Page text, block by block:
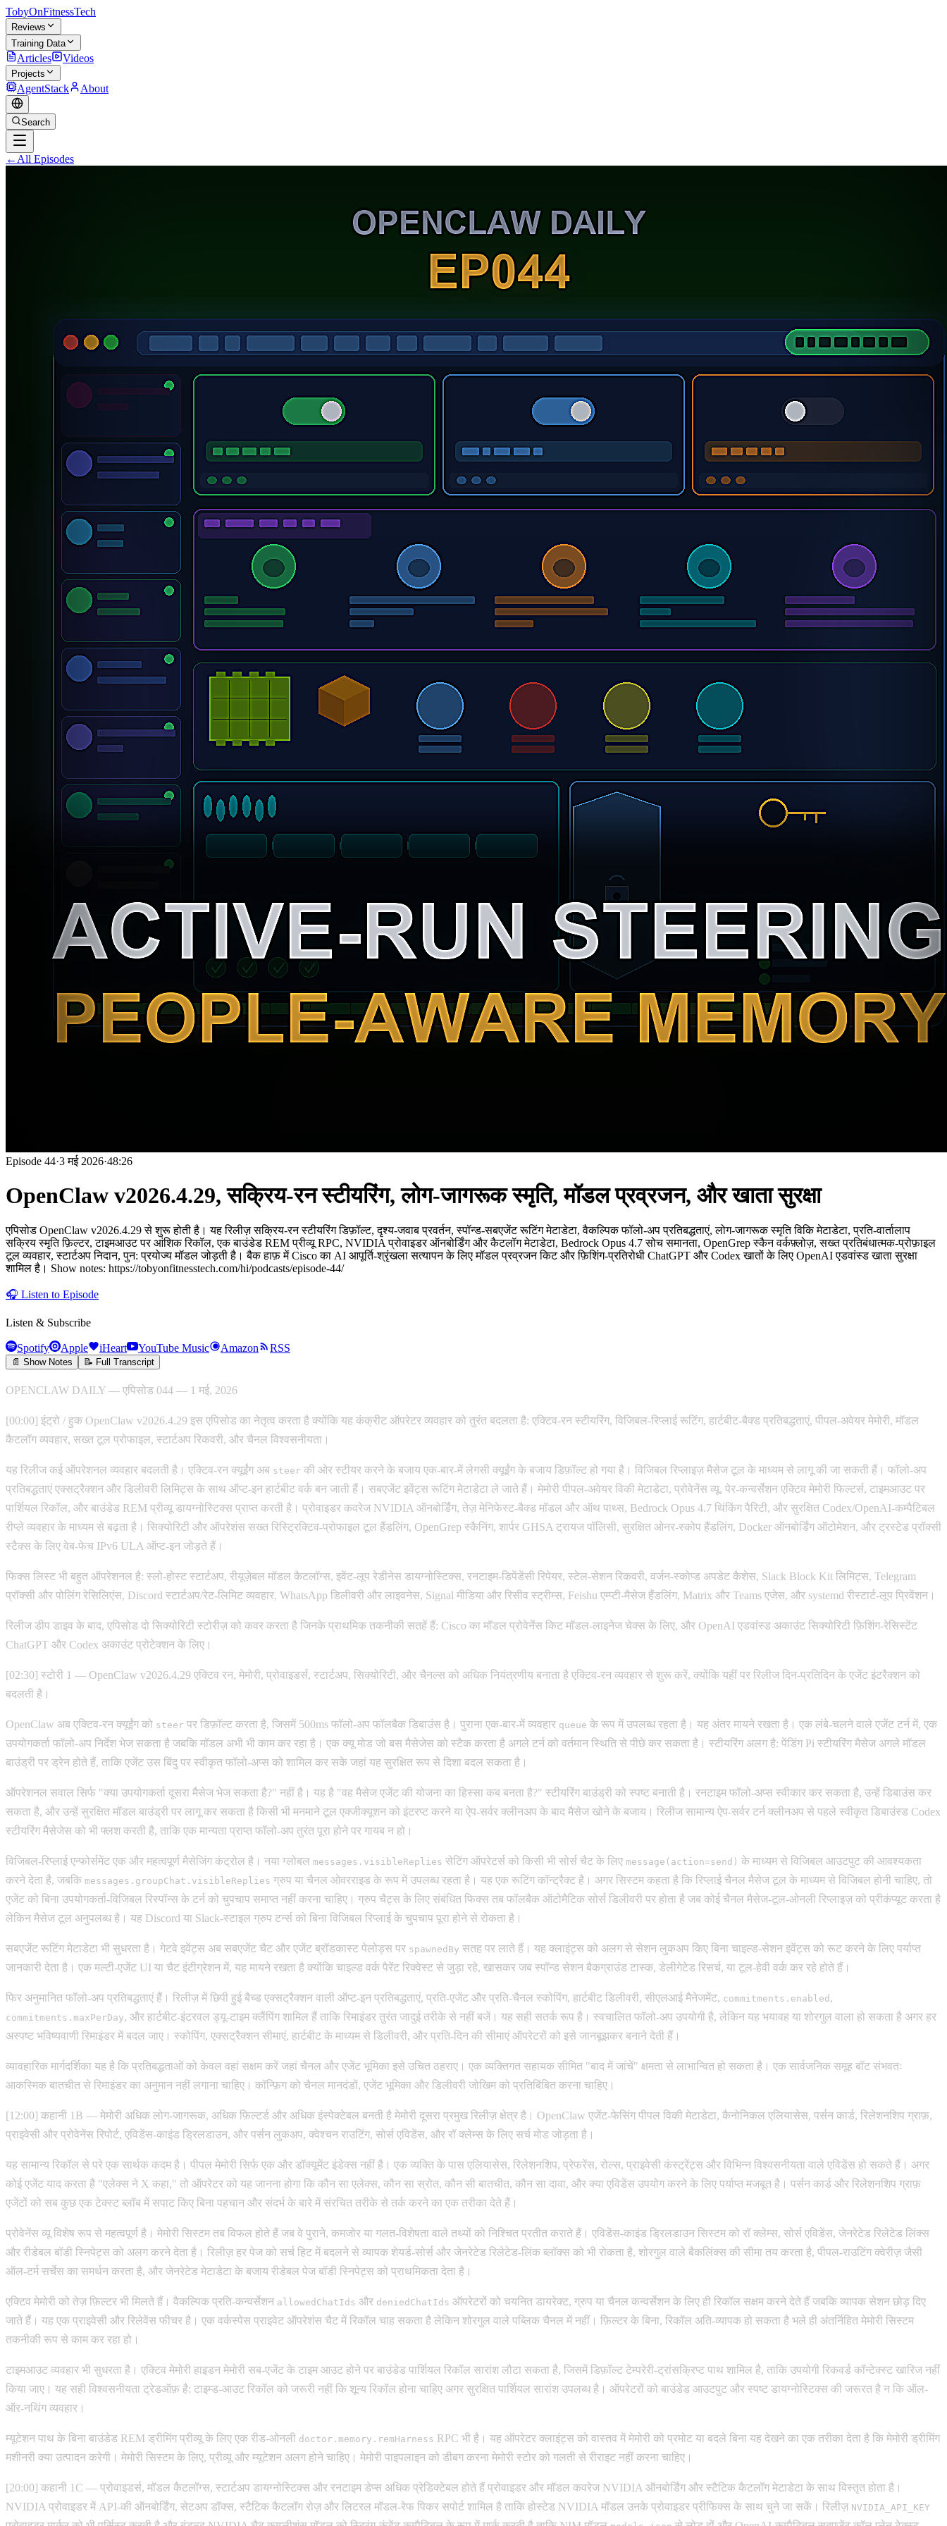
TobyOnFitnessTech
Reviews
Training Data
Articles Videos
Projects
AgentStack About
Search
← All Episodes
Episode 44·3 मई 2026·48:26
OpenClaw v2026.4.29, सक्रिय-रन स्टीयरिंग, लोग-जागरूक स्मृति, मॉडल प्रव्रजन, और खाता सुरक्षा
एपिसोड OpenClaw v2026.4.29 से शुरू होती है। यह रिलीज़ सक्रिय-रन स्टीयरिंग डिफ़ॉल्ट, दृश्य-जवाब प्रवर्तन, स्पॉन्ड-सबएजेंट रूटिंग मेटाडेटा, वैकल्पिक फॉलो-अप प्रतिबद्धताएं, लोग-जागरूक स्मृति विकि मेटाडेटा, प्रति-वार्तालाप
सक्रिय स्मृति फ़िल्टर, टाइमआउट पर आंशिक रिकॉल, एक बाउंडेड REM प्रीव्यू RPC, NVIDIA प्रोवाइडर ऑनबोर्डिंग और कैटलॉग मेटाडेटा, Bedrock Opus 4.7 सोच समानता, OpenGrep स्कैन वर्कफ़्लोज़, सख्त प्रतिबंधात्मक-प्रोफ़ाइल
टूल व्यवहार, स्टार्टअप निदान, पुन: प्रयोज्य मॉडल जोड़ती है। बैक हाफ़ में Cisco का AI आपूर्ति-श्रृंखला सत्यापन के लिए मॉडल प्रव्रजन किट और फ़िशिंग-प्रतिरोधी ChatGPT और Codex खातों के लिए OpenAI एडवांस्ड खाता सुरक्षा
शामिल है। Show notes: https://tobyonfitnesstech.com/hi/podcasts/episode-44/
🎧 Listen to Episode
Listen & Subscribe
Spotify Apple iHeart YouTube Music Amazon RSS
📄 Show Notes 📝 Full Transcript
OPENCLAW DAILY — एपिसोड 044 — 1 मई, 2026
[00:00] इंट्रो / हुक OpenClaw v2026.4.29 इस एपिसोड का नेतृत्व करता है क्योंकि यह कंक्रीट ऑपरेटर व्यवहार को तुरंत बदलता है: एक्टिव-रन स्टीयरिंग, विजिबल-रिप्लाई रूटिंग, हार्टबीट-बैक्ड प्रतिबद्धताएं, पीपल-अवेयर मेमोरी, मॉडल
कैटलॉग व्यवहार, सख्त टूल प्रोफाइल, स्टार्टअप रिकवरी, और चैनल विश्वसनीयता।
यह रिलीज कई ऑपरेशनल व्यवहार बदलती है। एक्टिव-रन क्यूईंग अब steer की ओर स्टीयर करने के बजाय एक-बार-में लेगसी क्यूईंग के बजाय डिफ़ॉल्ट हो गया है। विजिबल रिप्लाइज़ मैसेज टूल के माध्यम से लागू की जा सकती हैं। फॉलो-अप
प्रतिबद्धताएं एक्सट्रैक्शन और डिलीवरी लिमिट्स के साथ ऑप्ट-इन हार्टबीट वर्क बन जाती हैं। सबएजेंट इवेंट्स रूटिंग मेटाडेटा ले जाते हैं। मेमोरी पीपल-अवेयर विकी मेटाडेटा, प्रोवेनेंस व्यू, पेर-कन्वर्सेशन एक्टिव मेमोरी फिल्टर्स, टाइमआउट पर
पार्शियल रिकॉल, और बाउंडेड REM प्रीव्यू डायग्नोस्टिक्स प्राप्त करती है। प्रोवाइडर कवरेज NVIDIA ऑनबोर्डिंग, तेज़ मेनिफेस्ट-बैक्ड मॉडल और ऑथ पाथ्स, Bedrock Opus 4.7 थिंकिंग पैरिटी, और सुरक्षित Codex/OpenAI-कम्पैटिबल
रीप्ले व्यवहार के माध्यम से बढ़ता है। सिक्योरिटी और ऑपरेशंस सख्त रिस्ट्रिक्टिव-प्रोफाइल टूल हैंडलिंग, OpenGrep स्कैनिंग, शार्पर GHSA ट्रायज पॉलिसी, सुरक्षित ओनर-स्कोप हैंडलिंग, Docker ऑनबोर्डिंग ऑटोमेशन, और ट्रस्टेड प्रॉक्सी
स्टैक्स के लिए वेब-फेच IPv6 ULA ऑप्ट-इन जोड़ते हैं।
फिक्स लिस्ट भी बहुत ऑपरेशनल है: स्लो-होस्ट स्टार्टअप, रीयूज़ेबल मॉडल कैटलॉग्स, इवेंट-लूप रेडीनेस डायग्नोस्टिक्स, रनटाइम-डिपेंडेंसी रिपेयर, स्टेल-सेशन रिकवरी, वर्जन-स्कोप्ड अपडेट कैशेस, Slack Block Kit लिमिट्स, Telegram
प्रॉक्सी और पोलिंग रेसिलिएंस, Discord स्टार्टअप/रेट-लिमिट व्यवहार, WhatsApp डिलीवरी और लाइवनेस, Signal मीडिया और रिसीव स्ट्रीम्स, Feishu एम्प्टी-मैसेज हैंडलिंग, Matrix और Teams एजेस, और systemd रीस्टार्ट-लूप प्रिवेंशन।
रिलीज डीप डाइव के बाद, एपिसोड दो सिक्योरिटी स्टोरीज़ को कवर करता है जिनके प्राथमिक तकनीकी सतहें हैं: Cisco का मॉडल प्रोवेनेंस किट मॉडल-लाइनेज चेक्स के लिए, और OpenAI एडवांस्ड अकाउंट सिक्योरिटी फ़िशिंग-रेसिस्टेंट
ChatGPT और Codex अकाउंट प्रोटेक्शन के लिए।
[02:30] स्टोरी 1 — OpenClaw v2026.4.29 एक्टिव रन, मेमोरी, प्रोवाइडर्स, स्टार्टअप, सिक्योरिटी, और चैनल्स को अधिक नियंत्रणीय बनाता है एक्टिव-रन व्यवहार से शुरू करें, क्योंकि यहीं पर रिलीज दिन-प्रतिदिन के एजेंट इंटरैक्शन को
बदलती है।
OpenClaw अब एक्टिव-रन क्यूईंग को steer पर डिफ़ॉल्ट करता है, जिसमें 500ms फॉलो-अप फॉलबैक डिबाउंस है। पुराना एक-बार-में व्यवहार queue के रूप में उपलब्ध रहता है। यह अंतर मायने रखता है। एक लंबे-चलने वाले एजेंट टर्न में, एक
उपयोगकर्ता फॉलो-अप निर्देश भेज सकता है जबकि मॉडल अभी भी काम कर रहा है। एक क्यू मोड जो बस मैसेजेस को स्टैक करता है अगले टर्न को वर्तमान स्थिति से पीछे कर सकता है। स्टीयरिंग अलग है: पेंडिंग Pi स्टीयरिंग मैसेज अगले मॉडल
बाउंड्री पर ड्रेन होते हैं, ताकि एजेंट उस बिंदु पर स्वीकृत फॉलो-अप्स को शामिल कर सके जहां यह सुरक्षित रूप से दिशा बदल सकता है।
ऑपरेशनल सवाल सिर्फ "क्या उपयोगकर्ता दूसरा मैसेज भेज सकता है?" नहीं है। यह है "वह मैसेज एजेंट की योजना का हिस्सा कब बनता है?" स्टीयरिंग बाउंड्री को स्पष्ट बनाती है। रनटाइम फॉलो-अप्स स्वीकार कर सकता है, उन्हें डिबाउंस कर
सकता है, और उन्हें सुरक्षित मॉडल बाउंड्री पर लागू कर सकता है किसी भी मनमाने टूल एक्जीक्यूशन को इंटरप्ट करने या ऐप-सर्वर क्लीनअप के बाद मैसेज खोने के बजाय। रिलीज सामान्य ऐप-सर्वर टर्न क्लीनअप से पहले स्वीकृत डिबाउंस्ड Codex
स्टीयरिंग मैसेजेस को भी फ्लश करती है, ताकि एक मान्यता प्राप्त फॉलो-अप तुरंत पूरा होने पर गायब न हो।
विजिबल-रिप्लाई एन्फोर्समेंट एक और महत्वपूर्ण मैसेजिंग कंट्रोल है। नया ग्लोबल messages.visibleReplies सेटिंग ऑपरेटर्स को किसी भी सोर्स चैट के लिए message(action=send) के माध्यम से विजिबल आउटपुट की आवश्यकता
करने देता है, जबकि messages.groupChat.visibleReplies ग्रुप या चैनल ओवरराइड के रूप में उपलब्ध रहता है। यह एक रूटिंग कॉन्ट्रैक्ट है। अगर सिस्टम कहता है कि रिप्लाई चैनल मैसेज टूल के माध्यम से विजिबल होनी चाहिए, तो
एजेंट को बिना उपयोगकर्ता-विजिबल रिस्पॉन्स के टर्न को चुपचाप समाप्त नहीं करना चाहिए। ग्रुप चैट्स के लिए संबंधित फिक्स तब फॉलबैक ऑटोमैटिक सोर्स डिलीवरी पर होता है जब कोई चैनल मैसेज-टूल-ओनली रिप्लाइज़ को प्रीकंप्यूट करता है
लेकिन मैसेज टूल अनुपलब्ध है। यह Discord या Slack-स्टाइल ग्रुप टर्न्स को बिना विजिबल रिप्लाई के चुपचाप पूरा होने से रोकता है।
सबएजेंट रूटिंग मेटाडेटा भी सुधरता है। गेटवे इवेंट्स अब सबएजेंट चैट और एजेंट ब्रॉडकास्ट पेलोड्स पर spawnedBy सतह पर लाते हैं। यह क्लाइंट्स को अलग से सेशन लुकअप किए बिना चाइल्ड-सेशन इवेंट्स को रूट करने के लिए पर्याप्त
जानकारी देता है। एक मल्टी-एजेंट UI या चैट इंटीग्रेशन में, यह मायने रखता है क्योंकि चाइल्ड वर्क पैरेंट रिक्वेस्ट से जुड़ा रहे, खासकर जब स्पॉन्ड सेशन बैकग्राउंड टास्क, डेलीगेटेड रिसर्च, या टूल-हेवी वर्क कर रहे होते हैं।
फिर अनुमानित फॉलो-अप प्रतिबद्धताएं हैं। रिलीज़ में छिपी हुई बैच्ड एक्सट्रैक्शन वाली ऑप्ट-इन प्रतिबद्धताएं, प्रति-एजेंट और प्रति-चैनल स्कोपिंग, हार्टबीट डिलीवरी, सीएलआई मैनेजमेंट, commitments.enabled ,
commitments.maxPerDay, और हार्टबीट-इंटरवल ड्यू-टाइम क्लैंपिंग शामिल हैं ताकि रिमाइंडर तुरंत जादुई तरीके से नहीं बजें। यह सही सतर्क रूप है। स्वचालित फॉलो-अप उपयोगी है, लेकिन यह भयावह या शोरगुल वाला हो सकता है अगर हर
अस्पष्ट भविष्यवाणी रिमाइंडर में बदल जाए। स्कोपिंग, एक्सट्रैक्शन सीमाएं, हार्टबीट के माध्यम से डिलीवरी, और प्रति-दिन की सीमाएं ऑपरेटरों को इसे जानबूझकर बनाने देती हैं।
व्यावहारिक मार्गदर्शिका यह है कि प्रतिबद्धताओं को केवल वहां सक्षम करें जहां चैनल और एजेंट भूमिका इसे उचित ठहराए। एक व्यक्तिगत सहायक सीमित "बाद में जांचें" क्षमता से लाभान्वित हो सकता है। एक सार्वजनिक समूह बॉट संभवतः
आकस्मिक बातचीत से रिमाइंडर का अनुमान नहीं लगाना चाहिए। कॉन्फ़िग को चैनल मानदंडों, एजेंट भूमिका और डिलीवरी जोखिम को प्रतिबिंबित करना चाहिए।
[12:00] कहानी 1B — मेमोरी अधिक लोग-जागरूक, अधिक फ़िल्टर्ड और अधिक इंस्पेक्टेबल बनती है मेमोरी दूसरा प्रमुख रिलीज़ क्षेत्र है। OpenClaw एजेंट-फेसिंग पीपल विकी मेटाडेटा, कैनोनिकल एलियासेस, पर्सन कार्ड, रिलेशनशिप ग्राफ़,
प्राइवेसी और प्रोवेनेंस रिपोर्ट, एविडेंस-काइंड ड्रिलडाउन, और पर्सन लुकअप, क्वेश्चन राउटिंग, सोर्स एविडेंस, और रॉ क्लेम्स के लिए सर्च मोड जोड़ता है।
यह सामान्य रिकॉल से परे एक सार्थक कदम है। पीपल मेमोरी सिर्फ एक और डॉक्यूमेंट इंडेक्स नहीं है। एक व्यक्ति के पास एलियासेस, रिलेशनशिप, प्रेफरेंस, रोल्स, प्राइवेसी कंस्ट्रेंट्स और विभिन्न विश्वसनीयता वाले एविडेंस हो सकते हैं। अगर
कोई एजेंट याद करता है "एलेक्स ने X कहा," तो ऑपरेटर को यह जानना होगा कि कौन सा एलेक्स, कौन सा स्रोत, कौन सी बातचीत, कौन सा दावा, और क्या एविडेंस उपयोग करने के लिए पर्याप्त मजबूत है। पर्सन कार्ड और रिलेशनशिप ग्राफ़
एजेंटों को सब कुछ एक टेक्स्ट ब्लॉब में सपाट किए बिना पहचान और संदर्भ के बारे में संरचित तरीके से तर्क करने का एक तरीका देते हैं।
प्रोवेनेंस व्यू विशेष रूप से महत्वपूर्ण है। मेमोरी सिस्टम तब विफल होते हैं जब वे पुराने, कमजोर या गलत-विशेषता वाले तथ्यों को निश्चित प्रतीत कराते हैं। एविडेंस-काइंड ड्रिलडाउन सिस्टम को रॉ क्लेम्स, सोर्स एविडेंस, जेनरेटेड रिलेटेड लिंक्स
और रीडेबल बॉडी स्निपेट्स को अलग करने देता है। रिलीज़ हर पेज को सर्च हिट में बदलने से व्यापक शेयर्ड-सोर्स और जेनरेटेड रिलेटेड-लिंक ब्लॉक्स को भी रोकता है, शोरगुल वाले बैकलिंक्स की सीमा तय करता है, पीपल-राउटिंग क्वेरीज़ जैसी
ऑल-टर्म सर्चेस का समर्थन करता है, और जेनरेटेड मेटाडेटा के बजाय रीडेबल पेज बॉडी स्निपेट्स को प्राथमिकता देता है।
एक्टिव मेमोरी को तेज़ फ़िल्टर भी मिलते हैं। वैकल्पिक प्रति-कन्वर्सेशन allowedChatIds और deniedChatIds ऑपरेटरों को चयनित डायरेक्ट, ग्रुप या चैनल कन्वर्सेशन के लिए ही रिकॉल सक्षम करने देते हैं जबकि व्यापक सेशन छोड़ दिए
जाते हैं। यह एक प्राइवेसी और रिलेवेंस फीचर है। एक वर्कस्पेस प्राइवेट ऑपरेशंस चैट में रिकॉल चाह सकता है लेकिन शोरगुल वाले पब्लिक चैनल में नहीं। फ़िल्टर के बिना, रिकॉल अति-व्यापक हो सकता है भले ही अंतर्निहित मेमोरी सिस्टम
तकनीकी रूप से काम कर रहा हो।
टाइमआउट व्यवहार भी सुधरता है। एक्टिव मेमोरी हाइडन मेमोरी सब-एजेंट के टाइम आउट होने पर बाउंडेड पार्शियल रिकॉल सारांश लौटा सकता है, जिसमें डिफ़ॉल्ट टेम्परेरी-ट्रांसक्रिप्ट पाथ शामिल है, ताकि उपयोगी रिकवर्ड कॉन्टेक्स्ट खारिज नहीं
किया जाए। यह सही विश्वसनीयता ट्रेडऑफ़ है: टाइम्ड-आउट रिकॉल को जरूरी नहीं कि शून्य रिकॉल होना चाहिए अगर सुरक्षित पार्शियल सारांश उपलब्ध है। ऑपरेटरों को बाउंडेड आउटपुट और स्पष्ट डायग्नोस्टिक्स की जरूरत है न कि ऑल-
ऑर-नथिंग व्यवहार।
म्यूटेशन पाथ के बिना बाउंडेड REM ड्रीमिंग प्रीव्यू के लिए एक रीड-ओनली doctor.memory.remHarness RPC भी है। यह ऑपरेटर क्लाइंट्स को वास्तव में मेमोरी को प्रमोट या बदले बिना यह देखने का एक तरीका देता है कि मेमोरी ड्रीमिंग
मशीनरी क्या उत्पादन करेगी। मेमोरी सिस्टम के लिए, प्रीव्यू और म्यूटेशन अलग होने चाहिए। मेमोरी पाइपलाइन को डीबग करना मेमोरी स्टोर को गलती से रीराइट नहीं करना चाहिए।
[20:00] कहानी 1C — प्रोवाइडर्स, मॉडल कैटलॉग्स, स्टार्टअप डायग्नोस्टिक्स और रनटाइम डेप्स अधिक प्रेडिक्टेबल होते हैं प्रोवाइडर और मॉडल कवरेज NVIDIA ऑनबोर्डिंग और स्टैटिक कैटलॉग मेटाडेटा के साथ विस्तृत होता है।
NVIDIA प्रोवाइडर में API-की ऑनबोर्डिंग, सेटअप डॉक्स, स्टैटिक कैटलॉग रोज़ और लिटरल मॉडल-रेफ पिकर सपोर्ट शामिल है ताकि होस्टेड NVIDIA मॉडल उनके प्रोवाइडर प्रीफिक्स के साथ चुने जा सकें। रिलीज़ NVIDIA_API_KEY